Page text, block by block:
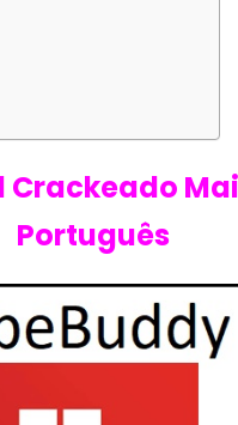
Crackeado
Português